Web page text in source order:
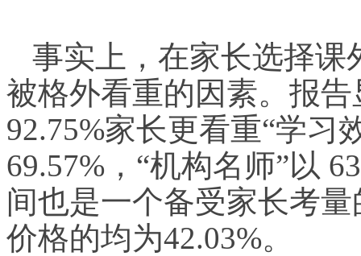
事实上，在家长选择课
被格外看重的因素。报
92.75%家长更看重“学习
69.57%，“机构名师”以
间也是一个备受家长考
价格的均为42.03%。